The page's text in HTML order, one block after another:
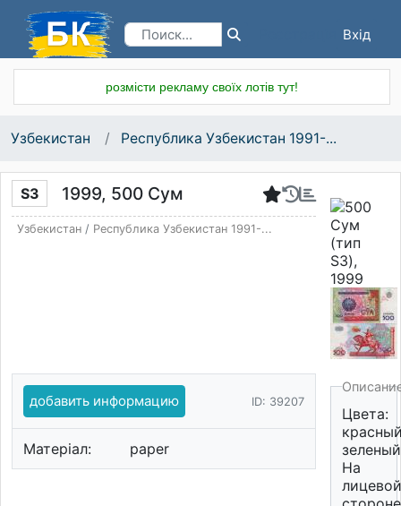
Вхід
розмісти рекламу своїх лотів тут!
Узбекистан Республика Узбекистан 1991-...
S3 1999, 500 Сум
Узбекистан/ Республика Узбекистан 1991-...
добавить информацию ID: 39207
Матеріал: paper
Цвета:
На
лицевой